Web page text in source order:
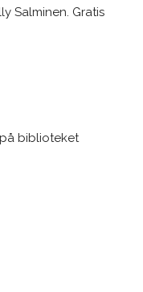
Salminen. Gratis
biblioteket